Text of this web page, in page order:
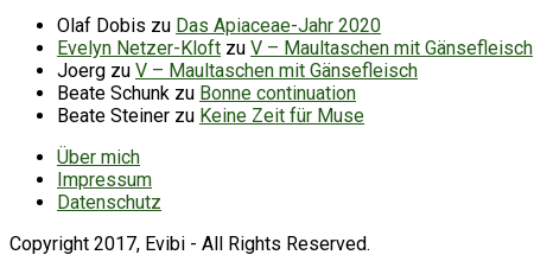
Olaf Dobis zu Das Apiaceae-Jahr 2020
Evelyn Netzer-Kloft zu V – Maultaschen mit Gänsefleisch
Joerg zu V – Maultaschen mit Gänsefleisch
Beate Schunk zu Bonne continuation
Beate Steiner zu Keine Zeit für Muse
Über mich
Impressum
Datenschutz
Copyright 2017, Evibi - All Rights Reserved.